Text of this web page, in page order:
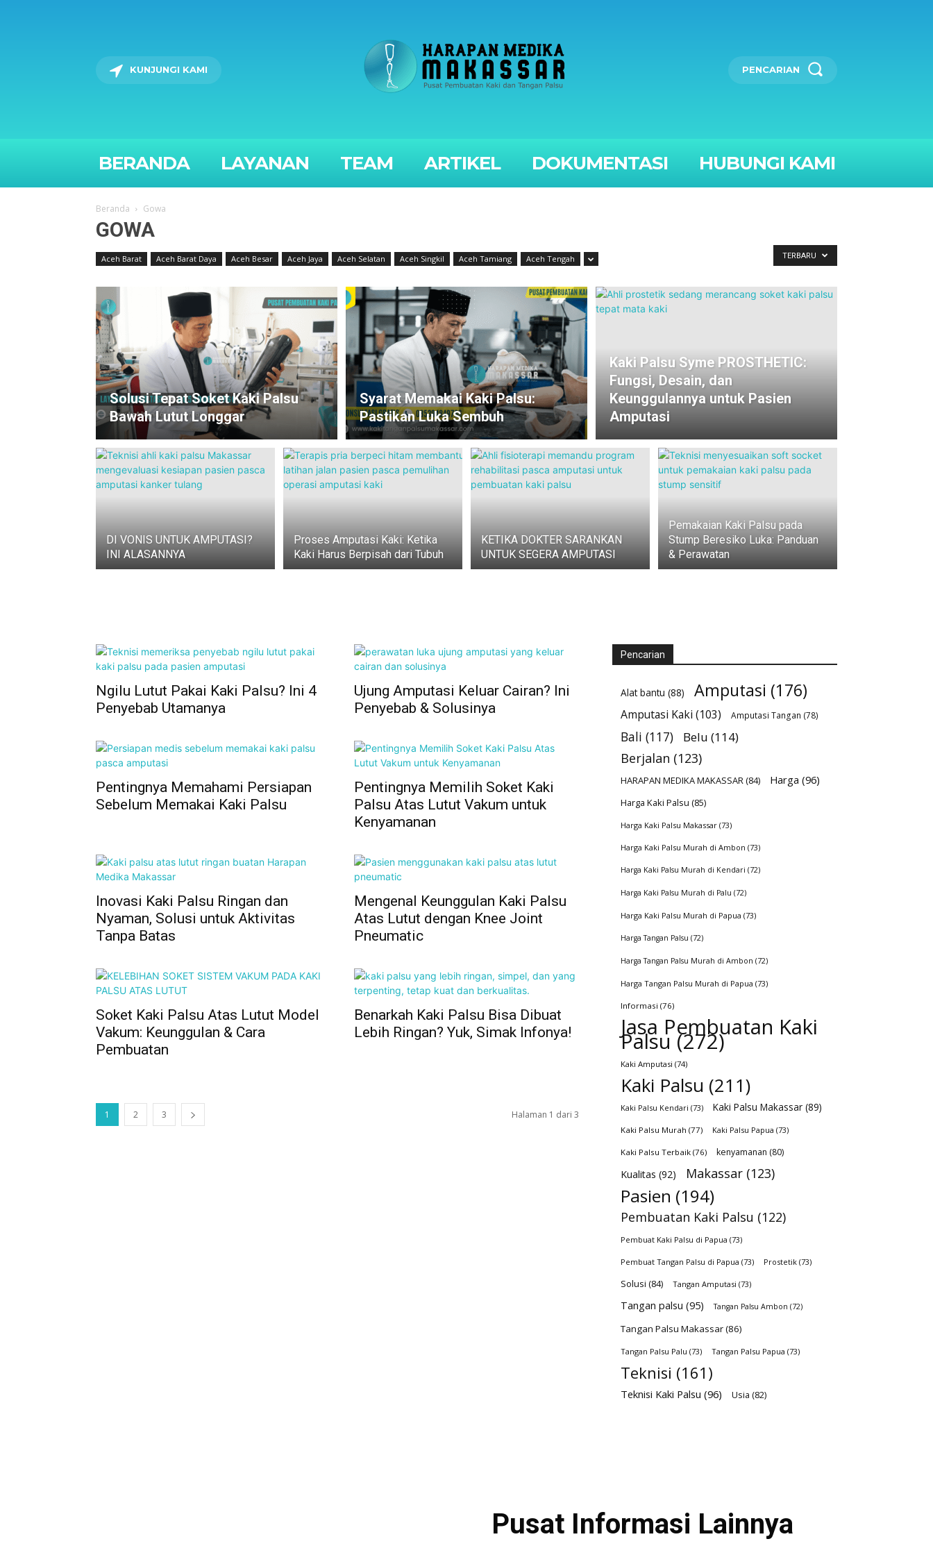
KUNJUNGI KAMI PENCARIAN
BERANDA LAYANAN TEAM ARTIKEL DOKUMENTASI HUBUNGI KAMI
Beranda Gowa
GOWA
Aceh Barat Aceh Barat Daya Aceh Besar Aceh Jaya Aceh Selatan Aceh Singkil Aceh Tamiang Aceh Tengah TERBARU
Solusi Tepat Soket Kaki Palsu
Bawah Lutut Longgar
Syarat Memakai Kaki Palsu:
Pastikan Luka Sembuh
Kaki Palsu Syme PROSTHETIC:
Fungsi, Desain, dan
Keunggulannya untuk Pasien
Amputasi
DI VONIS UNTUK AMPUTASI?
INI ALASANNYA
Proses Amputasi Kaki: Ketika
Kaki Harus Berpisah dari Tubuh
KETIKA DOKTER SARANKAN
UNTUK SEGERA AMPUTASI
Pemakaian Kaki Palsu pada
Stump Beresiko Luka: Panduan
& Perawatan
Ngilu Lutut Pakai Kaki Palsu? Ini 4
Penyebab Utamanya
Ujung Amputasi Keluar Cairan? Ini
Penyebab & Solusinya
Pentingnya Memahami Persiapan
Sebelum Memakai Kaki Palsu
Pentingnya Memilih Soket Kaki
Palsu Atas Lutut Vakum untuk
Kenyamanan
Inovasi Kaki Palsu Ringan dan
Nyaman, Solusi untuk Aktivitas
Tanpa Batas
Mengenal Keunggulan Kaki Palsu
Atas Lutut dengan Knee Joint
Pneumatic
Soket Kaki Palsu Atas Lutut Model
Vakum: Keunggulan & Cara
Pembuatan
Benarkah Kaki Palsu Bisa Dibuat
Lebih Ringan? Yuk, Simak Infonya!
1 2 3 Halaman 1 dari 3
Pencarian
Alat bantu (88) Amputasi (176)
Amputasi Kaki (103) Amputasi Tangan (78)
Bali (117) Belu (114)
Berjalan (123)
HARAPAN MEDIKA MAKASSAR(84) Harga (96)
Harga Kaki Palsu (85)
Harga Kaki Palsu Makassar (73)
Harga Kaki Palsu Murah di Ambon (73)
Harga Kaki Palsu Murah di Kendari (72)
Harga Kaki Palsu Murah di Palu (72)
Harga Kaki Palsu Murah di Papua (73)
Harga Tangan Palsu (72)
Harga Tangan Palsu Murah di Ambon (72)
Harga Tangan Palsu Murah di Papua (73)
Informasi (76)
Jasa Pembuatan Kaki
Palsu (272)
Kaki Amputasi (74)
Kaki Palsu (211)
Kaki Palsu Kendari (73) Kaki Palsu Makassar (89)
Kaki Palsu Murah (77) Kaki Palsu Papua (73)
Kaki Palsu Terbaik (76) kenyamanan (80)
Kualitas (92) Makassar (123)
Pasien (194)
Pembuatan Kaki Palsu (122)
Pembuat Kaki Palsu di Papua (73)
Pembuat Tangan Palsu di Papua (73) Prostetik (73)
Solusi (84) Tangan Amputasi (73)
Tangan palsu (95) Tangan Palsu Ambon (72)
Tangan Palsu Makassar(86)
Tangan Palsu Palu (73) Tangan Palsu Papua (73)
Teknisi (161)
Teknisi Kaki Palsu (96) Usia (82)
Pusat Informasi Lainnya